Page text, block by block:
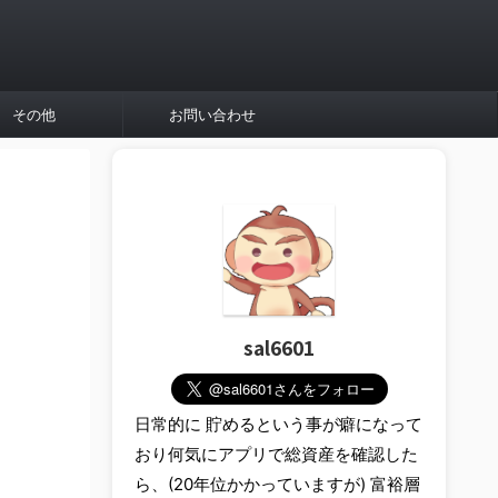
その他 お問い合わせ
sal6601
日常的に 貯めるという事が癖になって
おり何気にアプリで総資産を確認した
ら、(20年位かかっていますが) 富裕層